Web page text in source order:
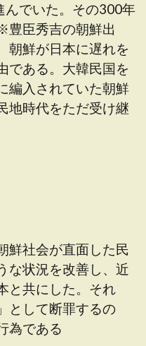
んでいた。その300年
豊臣秀吉の朝鮮出
朝鮮が日本に遅れを
である。大韓民国を
編入されていた朝鮮
地時代をただ受け継
鮮社会が直面した民
な状況を改善し、近
と共にした。それ
として断罪するの
為である